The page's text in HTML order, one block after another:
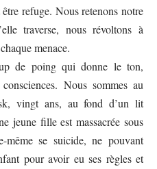
refuge. Nous retenons notre
traverse, nous révoltons à
menace.
de poing qui donne le ton,
Nous sommes au
vingt ans, au fond d’un lit
jeune fille est massacrée sous
se suicide, ne pouvant
pour avoir eu ses règles et